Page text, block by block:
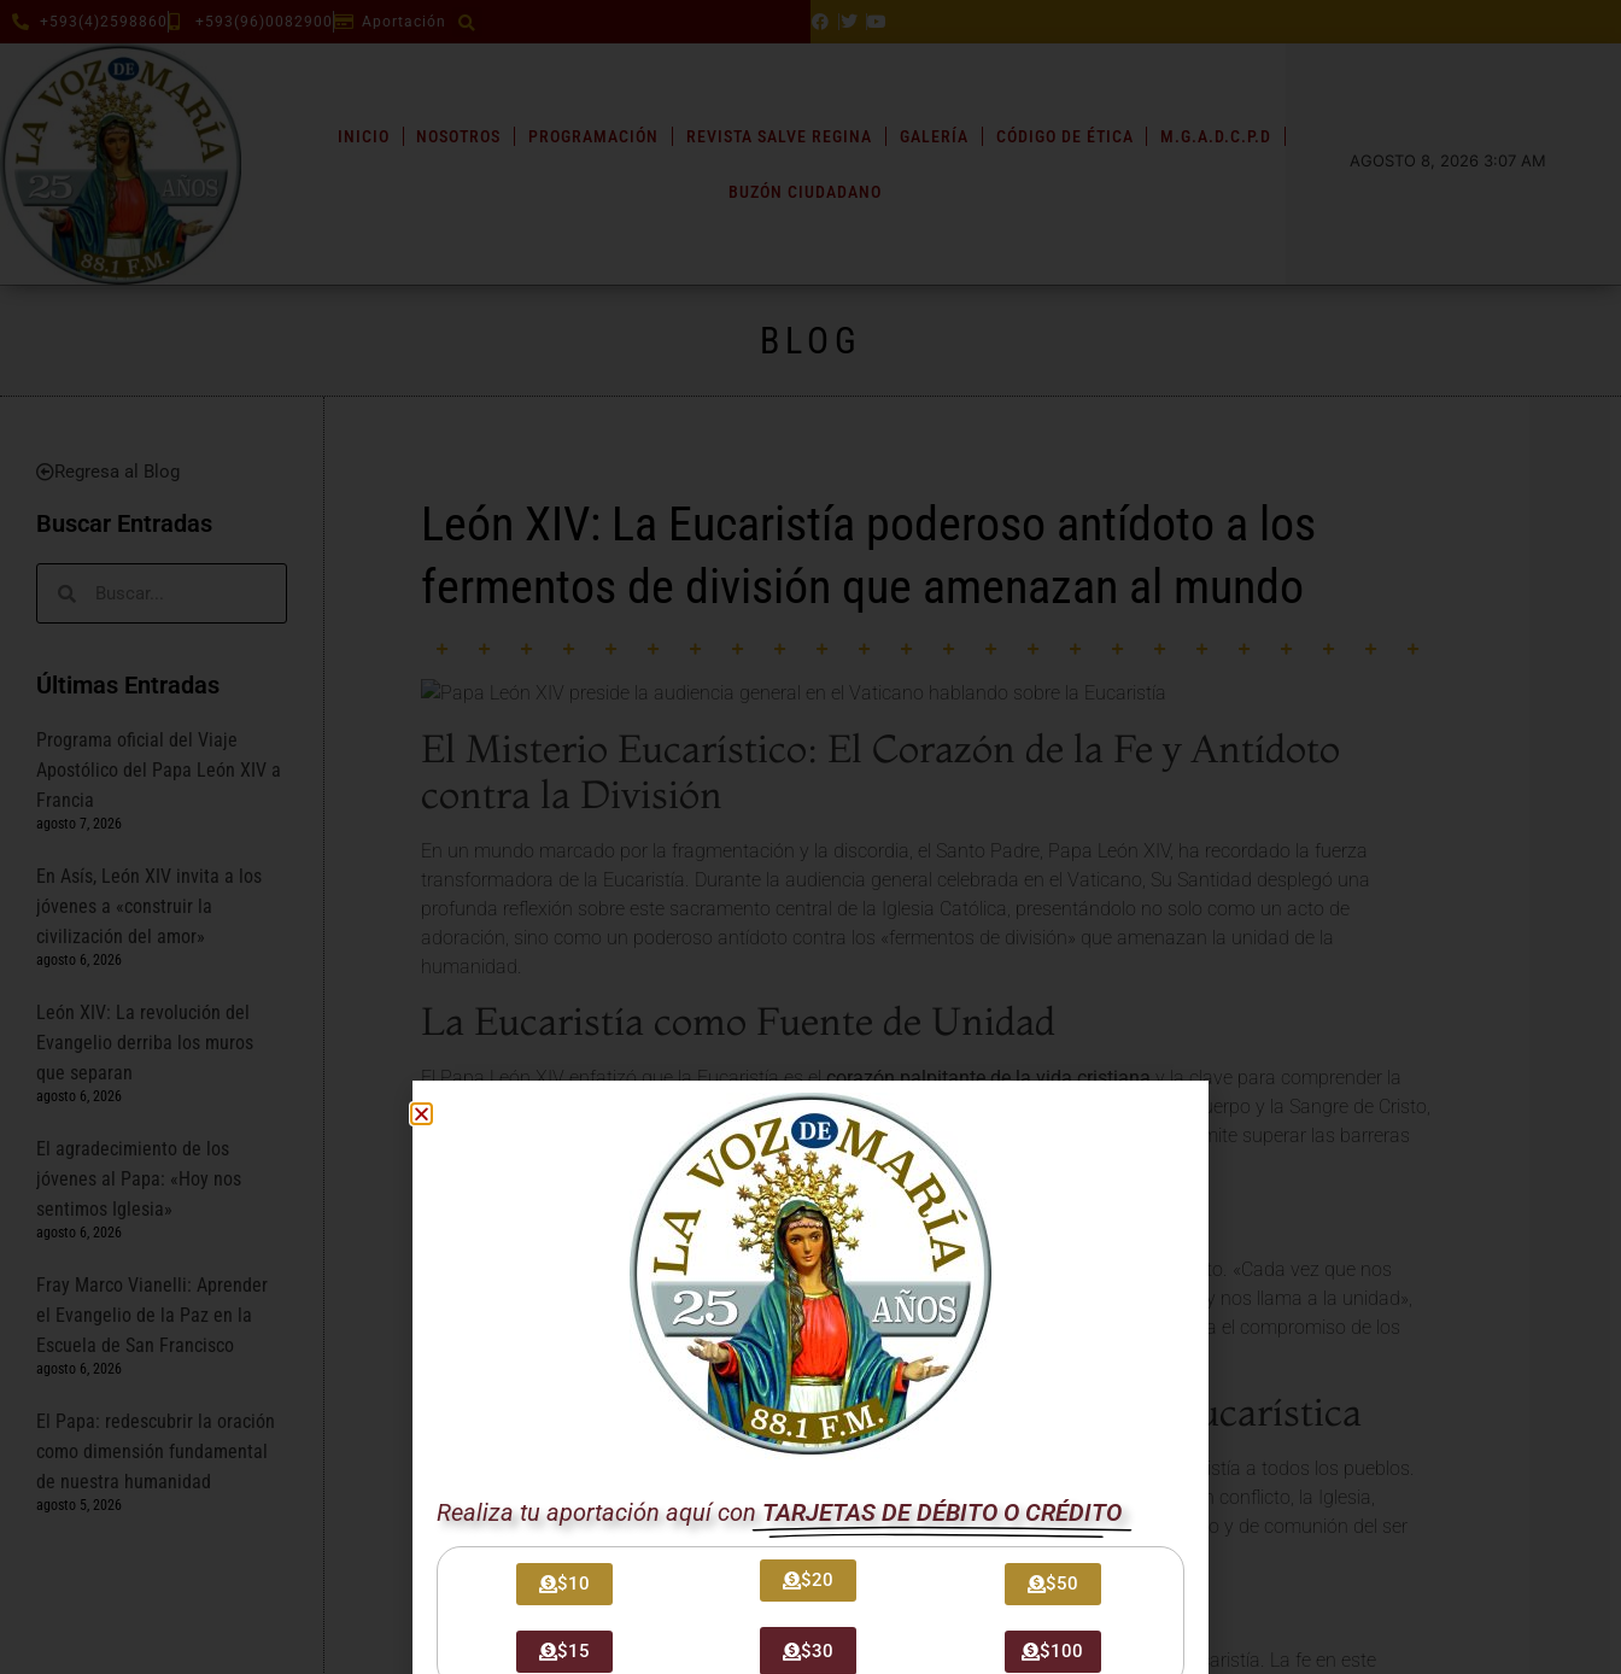
+593(4)2598860 +593(96)0082900 Aportación
INICIO NOSOTROS PROGRAMACIÓN REVISTA SALVE REGINA GALERÍA CÓDIGO DE ÉTICA M.G.A.D.C.P.D
BUZÓN CIUDADANO
AGOSTO 8, 2026 3:07 AM
BLOG
Regresa al Blog
Buscar Entradas
Últimas Entradas
Programa oficial del Viaje
Apostólico del Papa León XIV a
Francia
agosto 7, 2026
En Asís, León XIV invita a los
jóvenes a «construir la
civilización del amor»
agosto 6, 2026
León XIV: La revolución del
Evangelio derriba los muros
que separan
agosto 6, 2026
El agradecimiento de los
jóvenes al Papa: «Hoy nos
sentimos Iglesia»
agosto 6, 2026
Fray Marco Vianelli: Aprender
el Evangelio de la Paz en la
Escuela de San Francisco
agosto 6, 2026
El Papa: redescubrir la oración
como dimensión fundamental
de nuestra humanidad
agosto 5, 2026
León XIV: La Eucaristía poderoso antídoto a los
fermentos de división que amenazan al mundo
El Misterio Eucarístico: El Corazón de la Fe y Antídoto
contra la División
En un mundo marcado por la fragmentación y la discordia, el Santo Padre, Papa León XIV, ha recordado la fuerza
transformadora de la Eucaristía. Durante la audiencia general celebrada en el Vaticano, Su Santidad desplegó una
profunda reflexión sobre este sacramento central de la Iglesia Católica, presentándolo no solo como un acto de
adoración, sino como un poderoso antídoto contra los «fermentos de división» que amenazan la unidad de la
humanidad.
La Eucaristía como Fuente de Unidad
El Papa León XIV enfatizó que la Eucaristía es elcorazón palpitante de la vida cristianay la clave para comprender la
misión evangelizadora de la Iglesia. Al participar en este misterio, los fieles no solo reciben el Cuerpo y la Sangre de Cristo,
sino que se unen a Él y, a través de Él, se unen entre sí. Esta comunión profunda es lo que permite superar las barreras
de la diferencia y construir una comunidad basada en el amor y la fraternidad.
Un Encuentro que Transforma
Su Santidad describió la Eucaristía como un encuentro personal y transformador con Jesucristo. «Cada vez que nos
acercamos a la mesa eucarística,Jesús nos invita a su mesa, nos da su Cuerpo y su Sangre, y nos llama a la unidad»,
afirmó el Papa. Este don divino no solo nutre el alma, sino que también fortalece la fe y renueva el compromiso de los
creyentes en su camino de seguimiento.
La Misión de la Iglesia: Proclamar la Verdad Eucarística
El Pontífice subrayó que la Iglesia tiene la misión de proclamar la verdad salvadora de la Eucaristía a todos los pueblos.
En un contexto global donde proliferan ideologías y visiones del mundo que a menudo generan conflicto, la Iglesia,
guiada por el Espíritu Santo, ofrece en la Eucaristía la respuesta definitiva a la sed de significado y de comunión del ser
humano.
Un Llamado a la Esperanza y la Acción
El Papa León XIV hizo un llamado a todos los fieles a redescubrir la belleza y el poder de la Eucaristía. La fe en este
Realiza tu aportación aquí con TARJETAS DE DÉBITO O CRÉDITO
$10
$15
$20
$30
$50
$100